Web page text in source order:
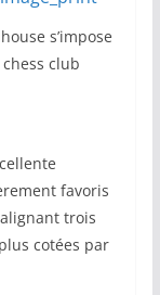
s’impose
club
favoris
trois
cotées par